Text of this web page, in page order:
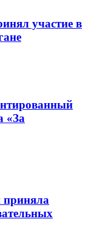
участие в
«За
приняла